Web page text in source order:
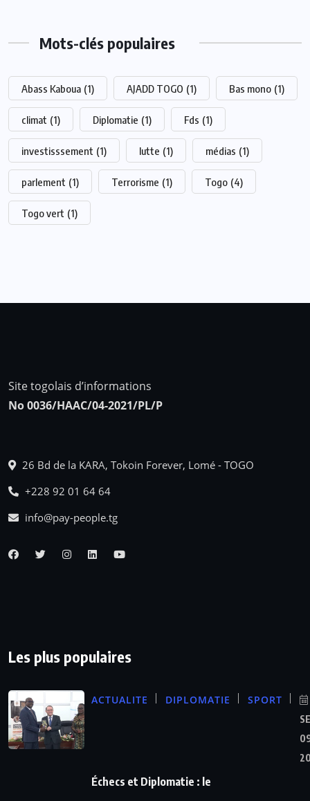
Mots-clés populaires
Abass Kaboua (1) AJADD TOGO (1) Bas mono (1)
climat (1) Diplomatie (1) Fds (1)
investisssement (1) lutte (1) médias (1)
parlement (1) Terrorisme (1) Togo (4)
Togo vert (1)
Site togolais d’informations
No 0036/HAAC/04-2021/PL/P
26 Bd de la KARA, Tokoin Forever, Lomé - TOGO
+228 92 01 64 64
info@pay-people.tg
Les plus populaires
ACTUALITE DIPLOMATIE SPORT
Échecs et Diplomatie : le